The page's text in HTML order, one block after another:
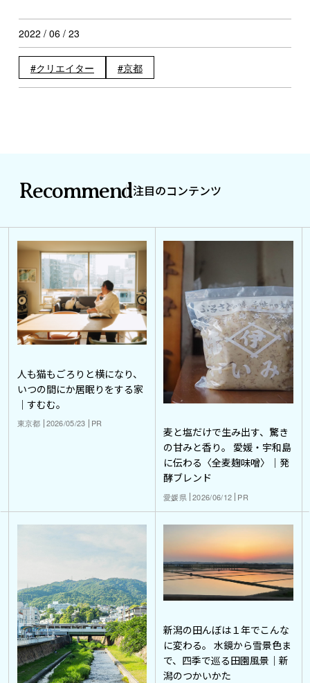
2022 / 06 / 23
クリエイター 京都
Recommend注目のコンテンツ
人も猫もごろりと横になり、
いつの間にか居眠りをする家
｜すむむ。
東京都 2026/05/23 PR
麦と塩だけで生み出す、驚き
の甘みと香り。 愛媛・宇和島
に伝わる〈全麦麹味噌〉｜発
酵ブレンド
愛媛県 2026/06/12 PR
新潟の田んぼは１年でこんな
に変わる。 水鏡から雪景色ま
で、四季で巡る田園風景｜新
潟のつかいかた